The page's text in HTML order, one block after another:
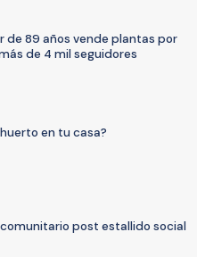
de 89 años vende plantas por
de 4 mil seguidores
en tu casa?
comunitario post estallido social